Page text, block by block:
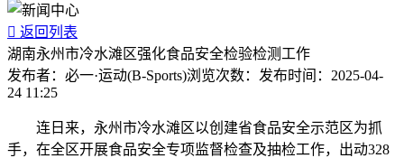
 返回列表
湖南永州市冷水滩区强化食品安全检验检测工作
发布者： 必一·运动(B-Sports)浏览次数： 发布时间： 2025-04-
24 11:25
连日来，永州市冷水滩区以创建省食品安全示范区为抓
手，在全区开展食品安全专项监督检查及抽检工作，出动328